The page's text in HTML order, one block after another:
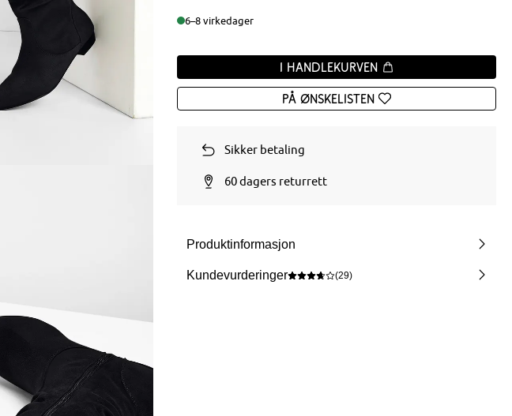
6–8 virkedager
I handlekurven
På ønskelisten
Sikker betaling
60 dagers returrett
Produktinformasjon
Kundevurderinger (29)